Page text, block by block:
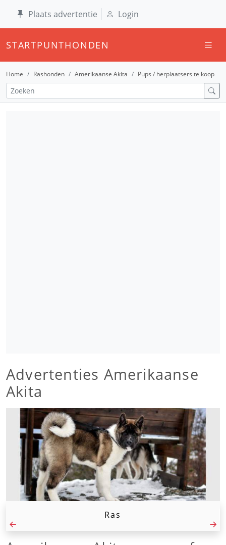
Plaats advertentie Login
STARTPUNTHONDEN
Home Rashonden Amerikaanse Akita Pups / herplaatsers te koop
Advertenties Amerikaanse
Akita
Ras